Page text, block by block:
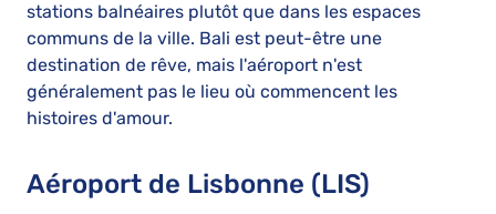
stations balnéaires plutôt que dans les espaces
communs de la ville. Bali est peut-être une
destination de rêve, mais l'aéroport n'est
généralement pas le lieu où commencent les
histoires d'amour.
Aéroport de Lisbonne (LIS)